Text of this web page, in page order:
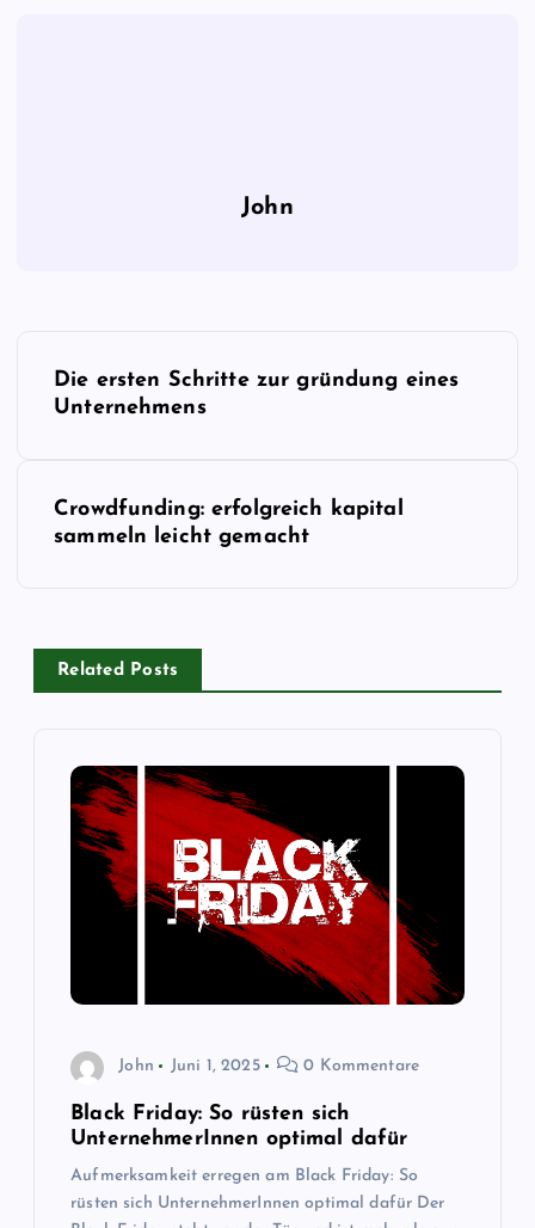
John
a
g
Die ersten Schritte zur gründung eines
Unternehmens
Crowdfunding: erfolgreich kapital
sammeln leicht gemacht
Related Posts
John Juni 1, 2025 0 Kommentare
Black Friday: So rüsten sich
UnternehmerInnen optimal dafür
Aufmerksamkeit erregen am Black Friday: So
rüsten sich UnternehmerInnen optimal dafür Der